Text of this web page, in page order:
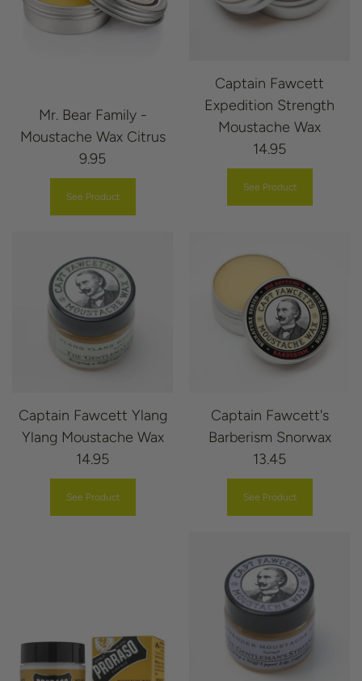
Mr. Bear Family -
Moustache Wax Citrus
9.95
See Product
Captain Fawcett
Expedition Strength
Moustache Wax
14.95
See Product
Captain Fawcett Ylang
Ylang Moustache Wax
14.95
See Product
Captain Fawcett's
Barberism Snorwax
13.45
See Product